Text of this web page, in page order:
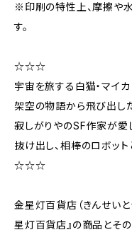
※印刷の特性上、摩擦や
す。
☆☆☆
宇宙を旅する白猫・マイ
架空の物語から飛び出した
寂しがりやのSF作家が愛
抜け出し、相棒のロボッ
☆☆☆
金星灯百貨店（きんせいと
星灯百貨店』の商品とそ